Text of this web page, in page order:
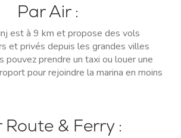
Par Air :
est à 9 km et propose des vols
et privés depuis les grandes villes
pouvez prendre un taxi ou louer une
pour rejoindre la marina en moins
Route & Ferry :